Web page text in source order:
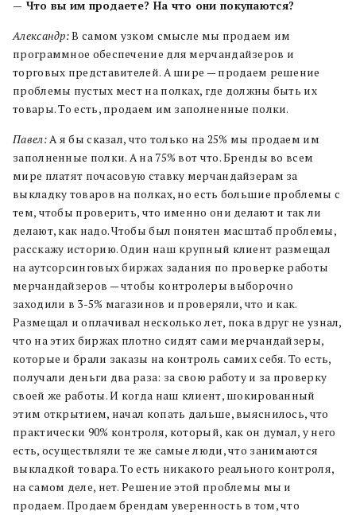
— Что вы им продаете? На что они покупаются?
Александр:В самом узком смысле мы продаем им
программное обеспечение для мерчандайзеров и
торговых представителей. А шире — продаем решение
проблемы пустых мест на полках, где должны быть их
товары. То есть, продаем им заполненные полки.
Павел: А я бы сказал, что только на 25% мы продаем им
заполненные полки. А на 75% вот что. Бренды во всем
мире платят почасовую ставку мерчандайзерам за
выкладку товаров на полках, но есть большие проблемы с
тем, чтобы проверить, что именно они делают и так ли
делают, как надо. Чтобы был понятен масштаб проблемы,
расскажу историю. Один наш крупный клиент размещал
на аутсорсинговых биржах задания по проверке работы
мерчандайзеров — чтобы контролеры выборочно
заходили в 3-5% магазинов и проверяли, что и как.
Размещал и оплачивал несколько лет, пока вдруг не узнал,
что на этих биржах плотно сидят сами мерчандайзеры,
которые и брали заказы на контроль самих себя. То есть,
получали деньги два раза: за свою работу и за проверку
своей же работы. И когда наш клиент, шокированный
этим открытием, начал копать дальше, выяснилось, что
практически 90% контроля, который, как он думал, у него
есть, осуществляли те же самые люди, что занимаются
выкладкой товара. То есть никакого реального контроля,
на самом деле, нет. Решение этой проблемы мы и
продаем. Продаем брендам уверенность в том, что